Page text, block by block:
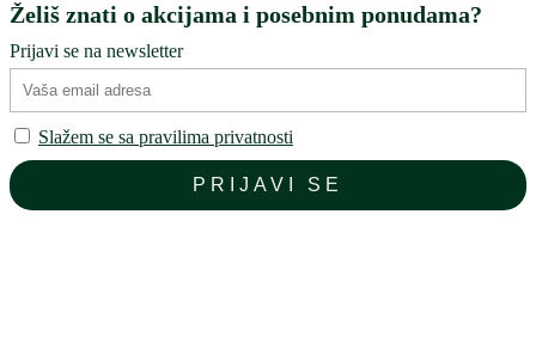
Želiš znati o akcijama i posebnim ponudama?
Prijavi se na newsletter
Slažem se sa pravilima privatnosti